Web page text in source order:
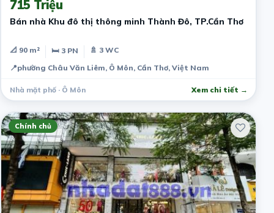
715 Triệu
Bán nhà Khu đô thị thông minh Thành Đô, TP.Cần Thơ
📐 90 m² 🛏 3 PN
🚿 3 WC
📍phường Châu Văn Liêm, Ô Môn, Cần Thơ, Việt Nam
Nhà mặt phố · Ô Môn Xem chi tiết →
Chính chủ